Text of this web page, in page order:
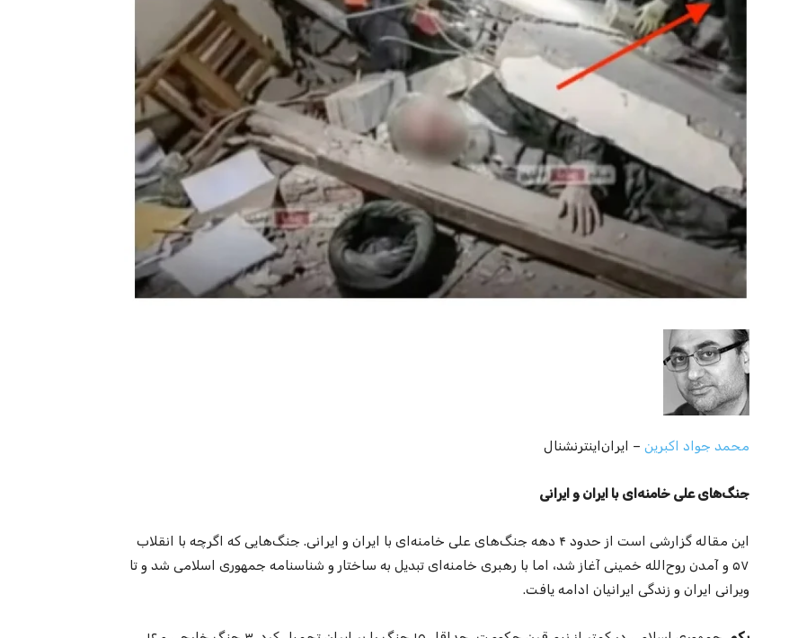
محمد جواد اکبرین – ایران‌اینترنشنال
جنگ‌های علی خامنه‌ای با ایران و ایرانی
این مقاله گزارشی است از حدود ۴ دهه جنگ‌های علی خامنه‌ای با ایران و ایرانی. جنگ‌هایی که اگرچه با انقلاب
۵۷ و آمدن روح‌الله خمینی آغاز شد، اما با رهبری خامنه‌ای تبدیل به ساختار و شناسنامه‌ جمهوری اسلامی شد و تا
ویرانی ایران و زندگی ایرانیان ادامه یافت.